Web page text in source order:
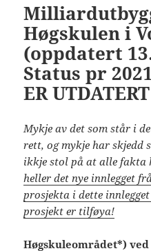
Høgskulen i
(oppdatert
Status pr
ER
Mykje av det som står i
rett, og mykje har skjedd
ikkje stol på at alle fakta
heller det nye innlegget
prosjekta i dette
prosjekt er tilføya!
Høgskuleområdet*)